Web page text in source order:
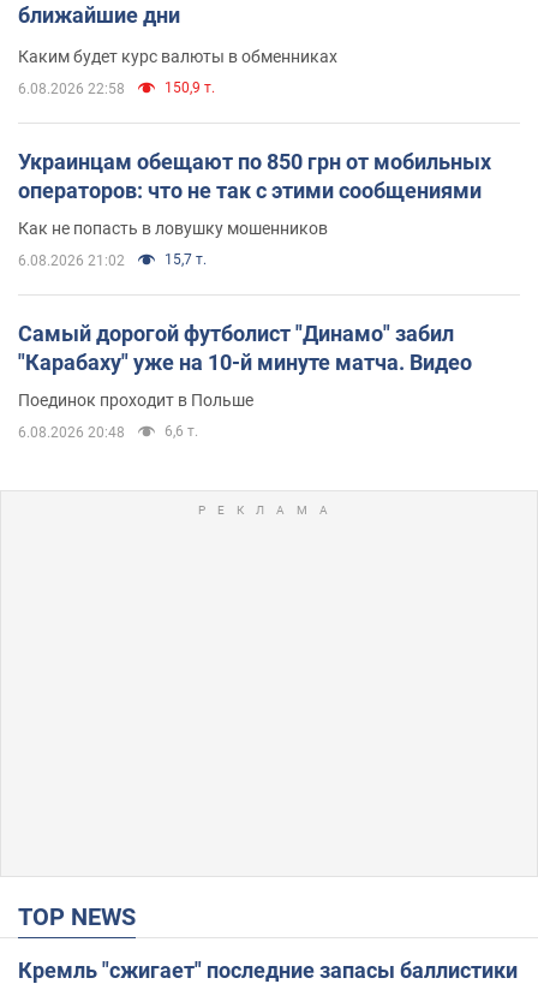
ближайшие дни
Каким будет курс валюты в обменниках
6.08.2026 22:58 150,9 т.
Украинцам обещают по 850 грн от мобильных
операторов: что не так с этими сообщениями
Как не попасть в ловушку мошенников
6.08.2026 21:02 15,7 т.
Самый дорогой футболист "Динамо" забил
"Карабаху" уже на 10-й минуте матча. Видео
Поединок проходит в Польше
6.08.2026 20:48 6,6 т.
TOP NEWS
Кремль "сжигает" последние запасы баллистики